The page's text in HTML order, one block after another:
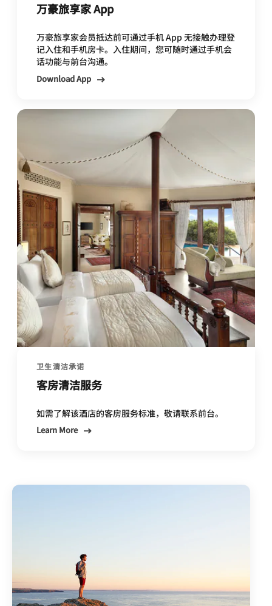
万豪旅享家 App
万豪旅享家会员抵达前可通过手机 App 无接触办理登
记入住和手机房卡。入住期间，您可随时通过手机会
话功能与前台沟通。
Download App
卫生清洁承诺
客房清洁服务
如需了解该酒店的客房服务标准，敬请联系前台。
Learn More